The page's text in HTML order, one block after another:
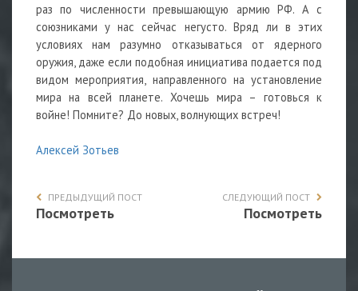
раз по численности превышающую армию РФ. А с
союзниками у нас сейчас негусто. Вряд ли в этих
условиях нам разумно отказываться от ядерного
оружия, даже если подобная инициатива подается под
видом мероприятия, направленного на установление
мира на всей планете. Хочешь мира – готовься к
войне! Помните? До новых, волнующих встреч!
Алексей Зотьев
ПРЕДЫДУЩИЙ ПОСТ
Посмотреть
СЛЕДУЮЩИЙ ПОСТ
Посмотреть